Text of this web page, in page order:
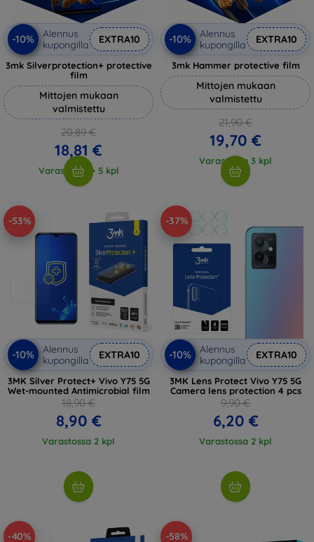
-10%
Alennus
kupongilla
EXTRA10
3mk Silverprotection+ protective
film
Mittojen mukaan
valmistettu
20,89 €
18,81 €
Varastossa > 5 kpl
-10%
Alennus
kupongilla
EXTRA10
3mk Hammer protective film
Mittojen mukaan
valmistettu
21,90 €
19,70 €
Varastossa 3 kpl
-53%
-10%
Alennus
kupongilla
EXTRA10
3MK Silver Protect+ Vivo Y75 5G
Wet-mounted Antimicrobial film
18,90 €
8,90 €
Varastossa 2 kpl
-37%
-10%
Alennus
kupongilla
EXTRA10
3MK Lens Protect Vivo Y75 5G
Camera lens protection 4 pcs
9,90 €
6,20 €
Varastossa 2 kpl
-40% -58%